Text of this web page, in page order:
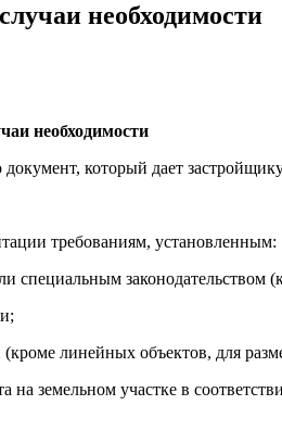
необходимости
необходимости
который дает
требованиям, установленным:
специальным законодательством
линейных объектов, для
на земельном участке в